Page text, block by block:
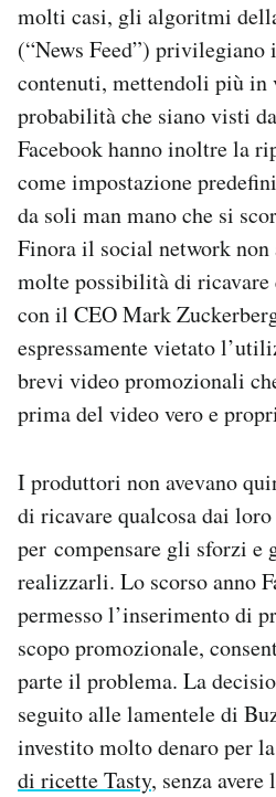
molti casi, gli algoritmi
(“News Feed”)
contenuti, mettendoli più in
probabilità che siano visti
Facebook hanno inoltre la
come impostazione
da soli man mano che si
Finora il social network non
molte possibilità di ricavare
con il CEO Mark
espressamente vietato
brevi video promozionali
prima del video vero e
I produttori non avevano
di ricavare qualcosa dai
per compensare gli sforzi e
realizzarli. Lo scorso anno
permesso l’inserimento di
scopo promozionale,
parte il problema. La
seguito alle lamentele di
investito molto denaro per
di ricette Tasty, senza